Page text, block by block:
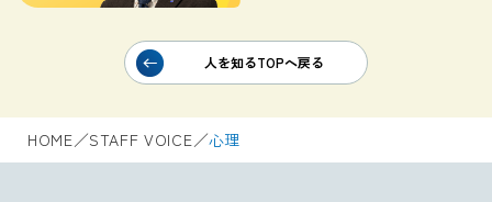
人を知るTOPへ戻る
HOME／STAFF VOICE／心理